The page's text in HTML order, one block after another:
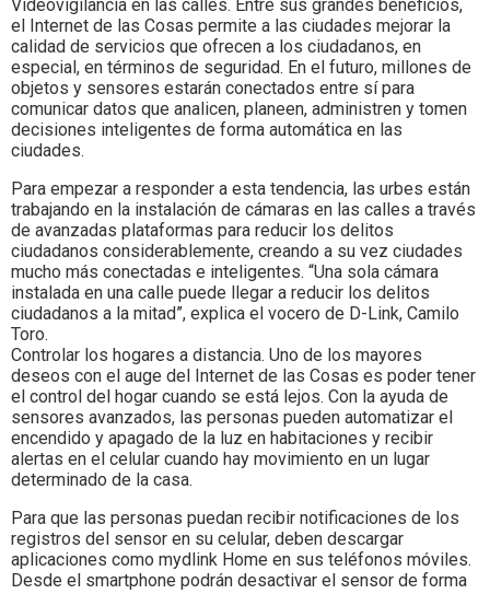
Videovigilancia en las calles. Entre sus grandes beneficios,
el Internet de las Cosas permite a las ciudades mejorar la
calidad de servicios que ofrecen a los ciudadanos, en
especial, en términos de seguridad. En el futuro, millones de
objetos y sensores estarán conectados entre sí para
comunicar datos que analicen, planeen, administren y tomen
decisiones inteligentes de forma automática en las
ciudades.
Para empezar a responder a esta tendencia, las urbes están
trabajando en la instalación de cámaras en las calles a través
de avanzadas plataformas para reducir los delitos
ciudadanos considerablemente, creando a su vez ciudades
mucho más conectadas e inteligentes. “Una sola cámara
instalada en una calle puede llegar a reducir los delitos
ciudadanos a la mitad”, explica el vocero de D-Link, Camilo
Toro.
Controlar los hogares a distancia. Uno de los mayores
deseos con el auge del Internet de las Cosas es poder tener
el control del hogar cuando se está lejos. Con la ayuda de
sensores avanzados, las personas pueden automatizar el
encendido y apagado de la luz en habitaciones y recibir
alertas en el celular cuando hay movimiento en un lugar
determinado de la casa.
Para que las personas puedan recibir notificaciones de los
registros del sensor en su celular, deben descargar
aplicaciones como mydlink Home en sus teléfonos móviles.
Desde el smartphone podrán desactivar el sensor de forma